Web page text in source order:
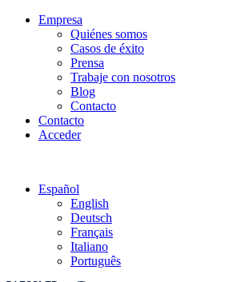
Empresa
Quiénes somos
Casos de éxito
Prensa
Trabaje con nosotros
Blog
Contacto
Contacto
Acceder
Español
English
Deutsch
Français
Italiano
Português